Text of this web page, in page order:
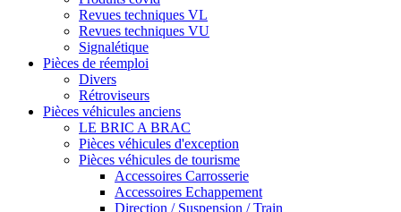
Revues techniques VL
Revues techniques VU
Signalétique
Pièces de réemploi
Divers
Rétroviseurs
Pièces véhicules anciens
LE BRIC A BRAC
Pièces véhicules d'exception
Pièces véhicules de tourisme
Accessoires Carrosserie
Accessoires Echappement
Direction / Suspension / Train